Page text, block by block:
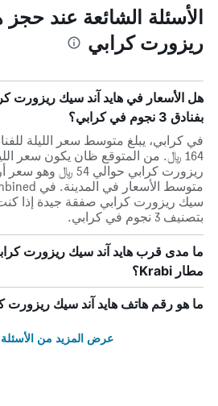
الأسئلة الشائعة عند
ريزورت كرابي
هل الأسعار في هايد آند سيك ريزورت
بفنادق 3 نجوم في كرابي؟
164 ﷼. من المتوقع ظان يكون سعر
سيك ريزورت كرابي صفقة جيدة إذا
بتصنيف 3 نجوم في كرابي.
ما مدى قرب هايد آند سيك ريزورت
مطار Krabi؟
ما هو رقم هاتف هايد آند سيك ريزورت
عرض المزيد من الأسئلة